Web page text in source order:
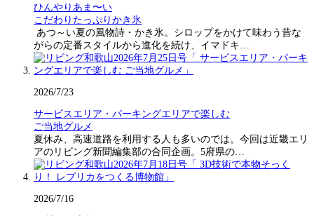
ひんやりあま〜い
こだわりたっぷりかき氷
あつ～い夏の風物詩・かき氷。シロップをかけて味わう昔な
がらの定番スタイルから進化を続け、イマドキ…
2026/7/23
サービスエリア・パーキングエリアで楽しむ
ご当地グルメ
夏休み、高速道路を利用する人も多いのでは。今回は近畿エリ
アのリビング新聞編集部の合同企画。5府県の…
2026/7/16